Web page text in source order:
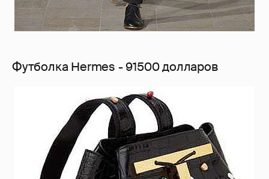
Футболка Hermes - 91500 долларов